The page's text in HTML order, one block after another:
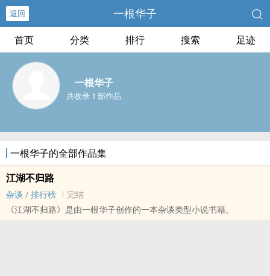
返回 一根华子
首页 分类 排行 搜索 足迹
一根华子
共收录 1 部作品
一根华子的全部作品集
江湖不归路
杂谈 / 排行榜
完结
《江湖不归路》是由一根华子创作的一本杂谈类型小说书籍。